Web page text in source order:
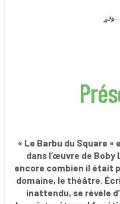
« Le Barbu du Square
dans l’œuvre de
encore combien il était
domaine, le théâtre.
inattendu, se révèle